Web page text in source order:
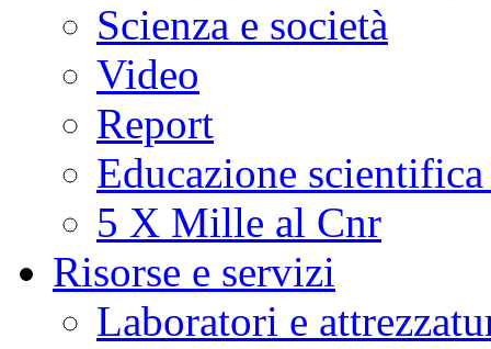
Scienza e società
Video
Report
Educazione
5 X Mille al Cnr
Risorse e servizi
Laboratori e